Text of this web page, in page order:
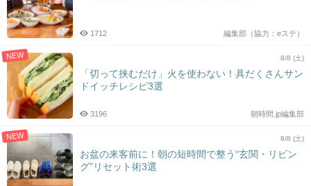
編集部（協力：eステ）
1712
NEW 8/8 (土)
「切って挟むだけ」火を使わない！具だくさんサン
ドイッチレシピ3選
朝時間.jp編集部
3196
NEW 8/8 (土)
お盆の来客前に！朝の短時間で整う“玄関・リビン
グ”リセット術3選